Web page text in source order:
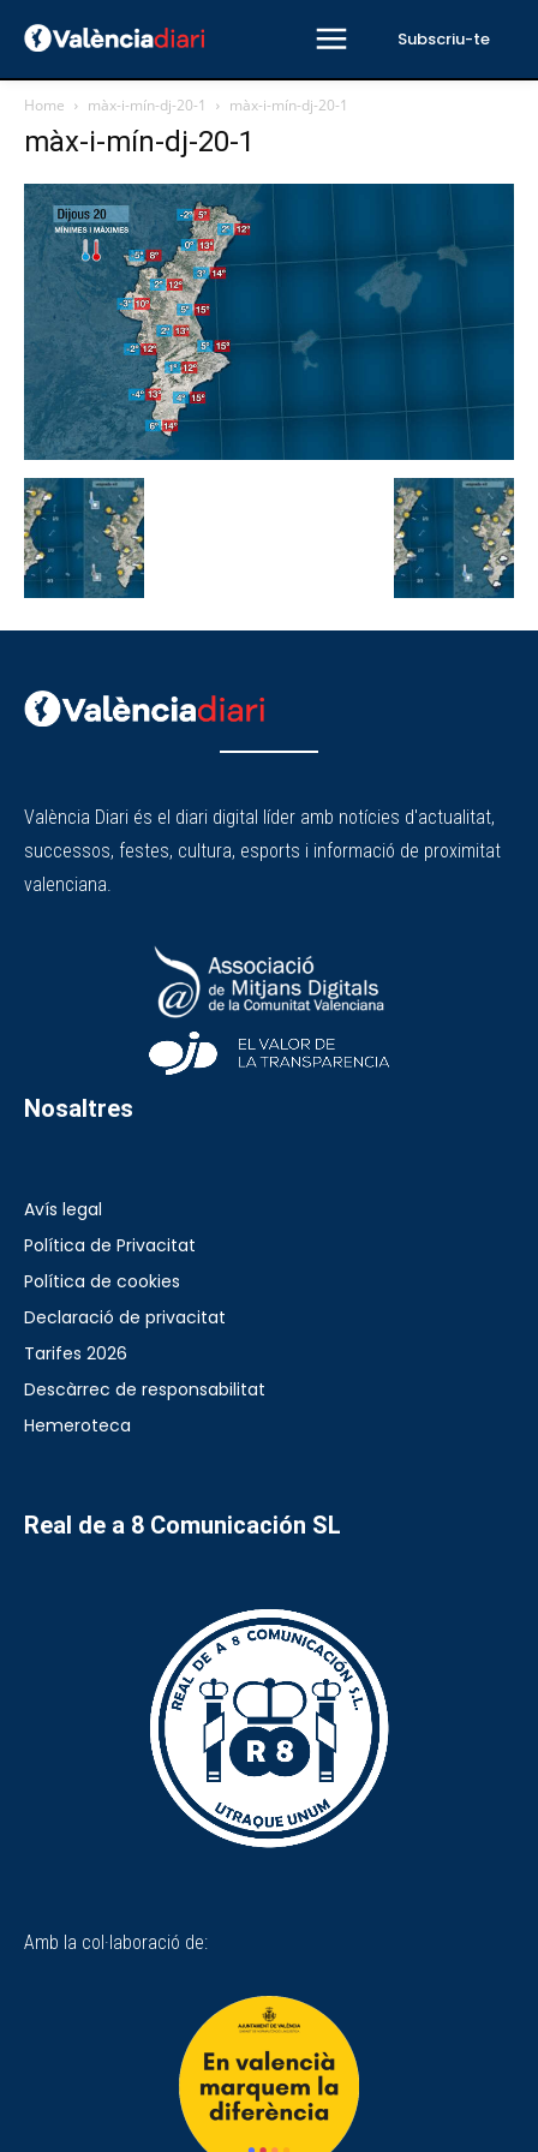
Subscriu-te
Home màx-i-mín-dj-20-1 màx-i-mín-dj-20-1
màx-i-mín-dj-20-1
València Diari és el diari digital líder amb notícies d'actualitat,
successos, festes, cultura, esports i informació de proximitat
valenciana.
Nosaltres
Avís legal
Política de Privacitat
Política de cookies
Declaració de privacitat
Tarifes 2026
Descàrrec de responsabilitat
Hemeroteca
Real de a 8 Comunicación SL
Amb la col·laboració de: